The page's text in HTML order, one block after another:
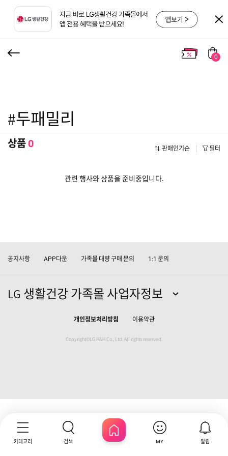
0
#두패밀리
상품 0 판매인기순 필터
관련 행사와 상품을 준비중입니다.
공지사항 APP다운 가족몰 대량 구매 문의 1:1 문의
LG 생활건강 가족몰 사업자정보
개인정보처리방침 이용약관
Copyright©LG H&H Co., Ltd. All rights reserved.
카테고리 검색 HOME MY 알림